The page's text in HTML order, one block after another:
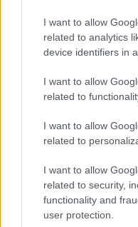
I want to allow
related to analytics
device identifiers in
I want to allow
related to
I want to allow
related to
I want to allow
related to security,
functionality and
user protection.
αντιπολίτευση,
«Ας μην ανησυχεί
Τη λύση την
κυβέρνησης, η
τηλεοπτικό
κόσμος μπορεί να
γενικώς στην
«Μετά τα
οι βουλευτές της